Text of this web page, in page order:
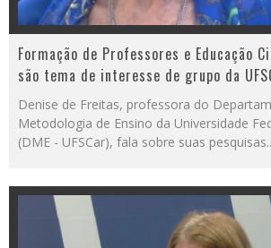
Formação de Professores e Educação
são tema de interesse de grupo da
Denise de Freitas, professora do
Metodologia de Ensino da Universidade
(DME - UFSCar), fala sobre suas pesquisas